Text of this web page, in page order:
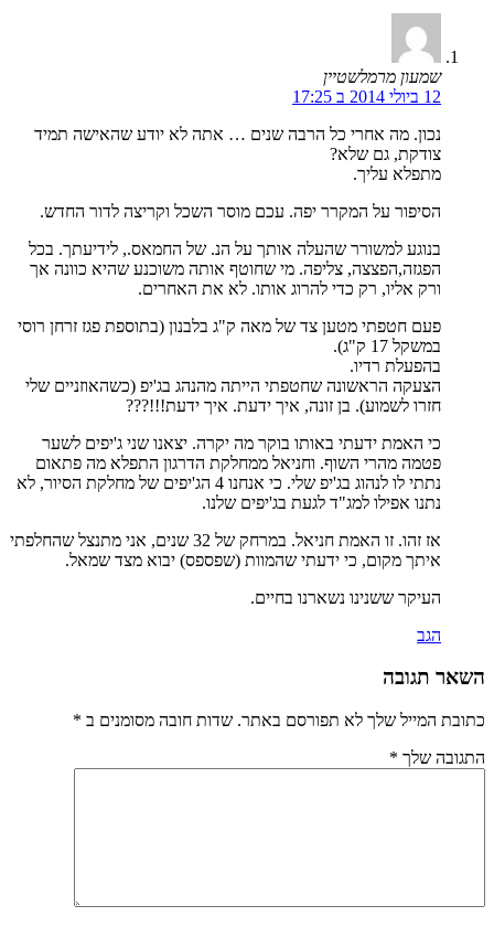
שמעון מרמלשטיין
12 ביולי 2014 ב 17:25
נכון. מה אחרי כל הרבה שנים … אתה לא יודע שהאישה תמיד
צודקת, גם שלא?
מתפלא עליך.
הסיפור על המקרר יפה. עכם מוסר השכל וקריצה לדור החדש.
בנוגע למשורר שהעלה אותך על הנ. של החמאס., לידיעתך. בכל
הפגזה,הפצצה, צליפה. מי שחוטף אותה משוכנע שהיא כוונה אך
ורק אליו, רק כדי להרוג אותו. לא את האחרים.
פעם חטפתי מטען צד של מאה ק"ג בלבנון (בתוספת פגז זרחן רוסי
במשקל 17 ק"ג).
בהפעלת רדיו.
הצעקה הראשונה שחטפתי הייתה מהנהג בג'יפ (כשהאוזניים שלי
חזרו לשמוע). בן זונה, איך ידעת. איך ידעת!!!???
כי האמת ידעתי באותו בוקר מה יקרה. יצאנו שני ג'יפים לשער
פטמה מהרי השוף. וחניאל ממחלקת הדרגון התפלא מה פתאום
נתתי לו לנהוג בג'יפ שלי. כי אנחנו 4 הג'יפים של מחלקת הסיור, לא
נתנו אפילו למג"ד לגעת בג'יפים שלנו.
אז זהו. זו האמת חניאל. במרחק של 32 שנים, אני מתנצל שהחלפתי
איתך מקום, כי ידעתי שהמוות (שפספס) יבוא מצד שמאל.
העיקר ששנינו נשארנו בחיים.
הגב
השאר תגובה
כתובת המייל שלך לא תפורסם באתר. שדות חובה מסומנים ב *
התגובה שלך *